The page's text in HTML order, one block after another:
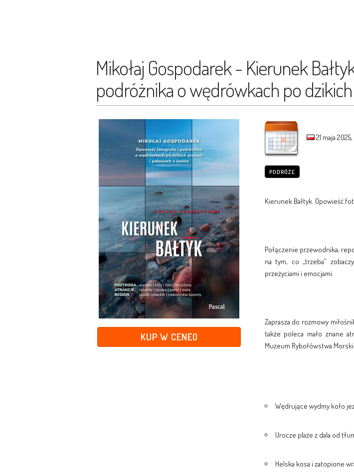
Mikołaj Gospodarek - Kierunek
podróżnika o wędrówkach po
KUP W CENEO
21 maja
PODRÓŻE
Kierunek Bałtyk. Opowieść
Połączenie przewodnika,
na tym, co „trzeba”
przeżyciami i emocjami.
Zaprasza do rozmowy
także poleca mało znane
Muzeum Rybołówstwa
Wędrujące wydmy koło
Urocze plaże z dala od
Helska kosa i zatopione